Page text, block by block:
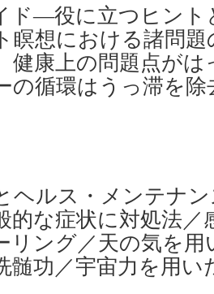
ド―役に立つヒント
瞑想における諸問
健康上の問題点が
の循環はうっ滞を
ヘルス・メンテナ
的な症状に対処法
リング／天の気を
髄功／宇宙力を用い